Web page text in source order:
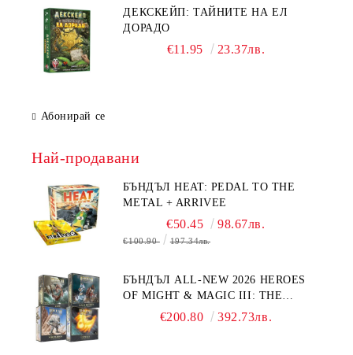
ДЕКСКЕЙП: ТАЙНИТЕ НА ЕЛ
ДОРАДО
€11.95 23.37лв.
Абонирай се
Най-продавани
БЪНДЪЛ HEAT: PEDAL TO THE
METAL + ARRIVEE
€50.45 98.67лв.
€100.90 197.34лв.
БЪНДЪЛ ALL-NEW 2026 HEROES
OF MIGHT & MAGIC III: THE
BOARD GAME EXPANSIONS -
€200.80 392.73лв.